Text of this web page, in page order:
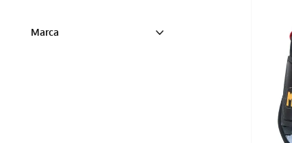
Masculino
Marca